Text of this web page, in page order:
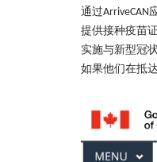
通过ArriveCAN
提供接种疫苗
实施与新型冠
如果他们在抵